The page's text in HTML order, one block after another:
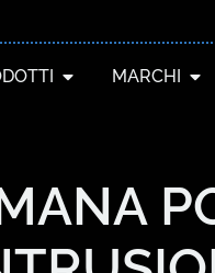
MARCHI